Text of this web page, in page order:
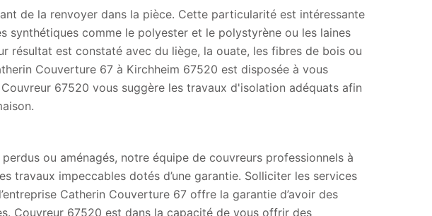
de la renvoyer dans la pièce. Cette particularité est intéressante
synthétiques comme le polyester et le polystyrène ou les laines
résultat est constaté avec du liège, la ouate, les fibres de bois ou
Couverture 67 à Kirchheim 67520 est disposée à vous
67520 vous suggère les travaux d'isolation adéquats afin
ou aménagés, notre équipe de couvreurs professionnels à
travaux impeccables dotés d’une garantie. Solliciter les services
Catherin Couverture 67 offre la garantie d’avoir des
Couvreur 67520 est dans la capacité de vous offrir des